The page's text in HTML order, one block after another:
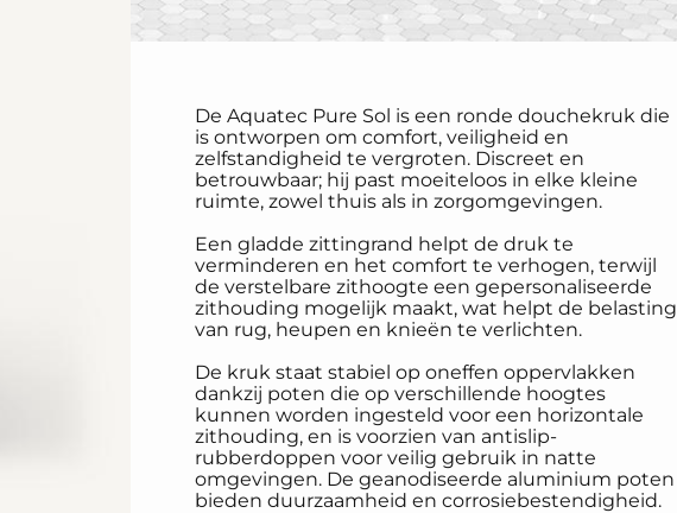
De Aquatec Pure Sol is een ronde douchekruk die
is ontworpen om comfort, veiligheid en
zelfstandigheid te vergroten. Discreet en
betrouwbaar; hij past moeiteloos in elke kleine
ruimte, zowel thuis als in zorgomgevingen.
Een gladde zittingrand helpt de druk te
verminderen en het comfort te verhogen, terwijl
de verstelbare zithoogte een gepersonaliseerde
zithouding mogelijk maakt, wat helpt de belasting
van rug, heupen en knieën te verlichten.
De kruk staat stabiel op oneffen oppervlakken
dankzij poten die op verschillende hoogtes
kunnen worden ingesteld voor een horizontale
zithouding, en is voorzien van antislip-
rubberdoppen voor veilig gebruik in natte
omgevingen. De geanodiseerde aluminium poten
bieden duurzaamheid en corrosiebestendigheid.